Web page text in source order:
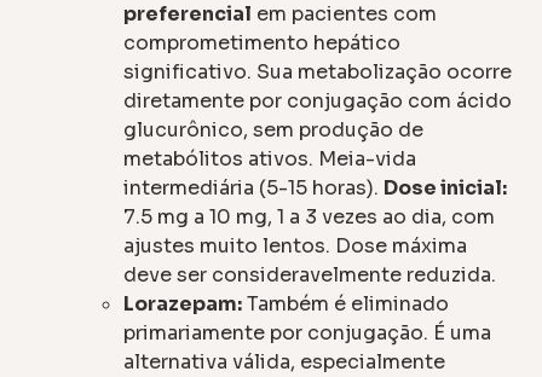
preferencial em pacientes com
comprometimento hepático
significativo. Sua metabolização ocorre
diretamente por conjugação com ácido
glucurônico, sem produção de
metabólitos ativos. Meia-vida
intermediária (5-15 horas). Dose inicial:
7.5 mg a 10 mg, 1 a 3 vezes ao dia, com
ajustes muito lentos. Dose máxima
deve ser consideravelmente reduzida.
Lorazepam:Também é eliminado
primariamente por conjugação. É uma
alternativa válida, especialmente